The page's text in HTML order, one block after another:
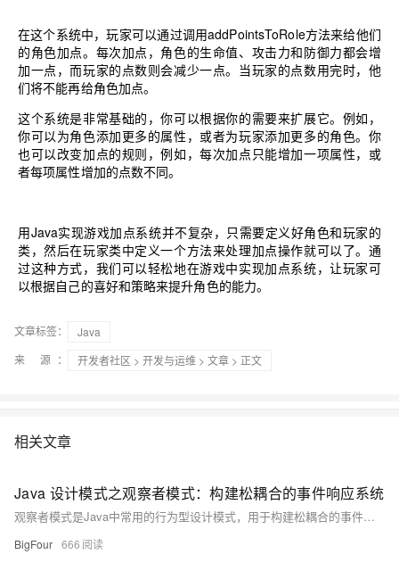
在这个系统中，玩家可以通过调用addPointsToRole方法来给他们
的角色加点。每次加点，角色的生命值、攻击力和防御力都会增
加一点，而玩家的点数则会减少一点。当玩家的点数用完时，他
们将不能再给角色加点。
这个系统是非常基础的，你可以根据你的需要来扩展它。例如，
你可以为角色添加更多的属性，或者为玩家添加更多的角色。你
也可以改变加点的规则，例如，每次加点只能增加一项属性，或
者每项属性增加的点数不同。
用Java实现游戏加点系统并不复杂，只需要定义好角色和玩家的
类，然后在玩家类中定义一个方法来处理加点操作就可以了。通
过这种方式，我们可以轻松地在游戏中实现加点系统，让玩家可
以根据自己的喜好和策略来提升角色的能力。
文章标签：
Java
来 源：
开发者社区 > 开发与运维 > 文章 > 正文
相关文章
Java 设计模式之观察者模式：构建松耦合的事件响应系统
观察者模式是Java中常用的行为型设计模式，用于构建松耦合的事件响应系统。当一个对象状态改变时，所有依赖它的观察者将自动收到通知并更新。该模式通过抽象耦合实现发布-订阅机制，广泛应用于GUI事件处理、消息通知、数据监控等场景，具有良好的可扩展性和维护性。
BigFour 666